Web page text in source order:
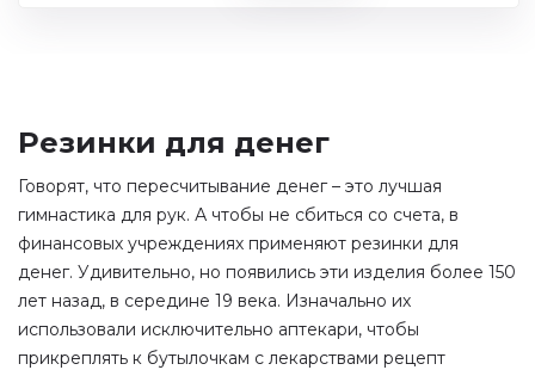
Резинки для денег
Говорят, что пересчитывание денег – это лучшая
гимнастика для рук. А чтобы не сбиться со счета, в
финансовых учреждениях применяют резинки для
денег. Удивительно, но появились эти изделия более 150
лет назад, в середине 19 века. Изначально их
использовали исключительно аптекари, чтобы
прикреплять к бутылочкам с лекарствами рецепт